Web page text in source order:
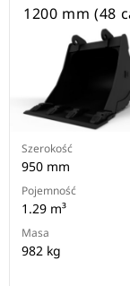
1200 mm (48
Szerokość
950 mm
Pojemność
1.29 m³
Masa
982 kg